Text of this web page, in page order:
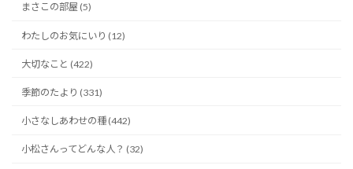
まさこの部屋 (5)
わたしのお気にいり (12)
大切なこと (422)
季節のたより (331)
小さなしあわせの種 (442)
小松さんってどんな人？ (32)